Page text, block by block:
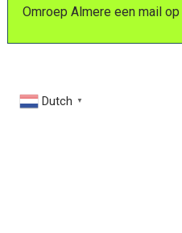
Omroep Almere een mail op
Dutch ▼